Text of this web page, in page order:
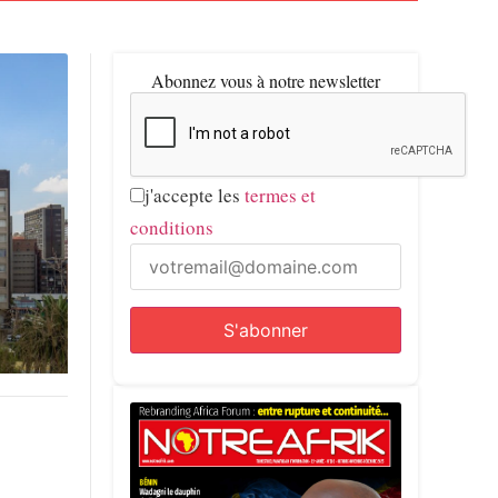
Abonnez vous à notre newsletter
j'accepte les termes et
conditions